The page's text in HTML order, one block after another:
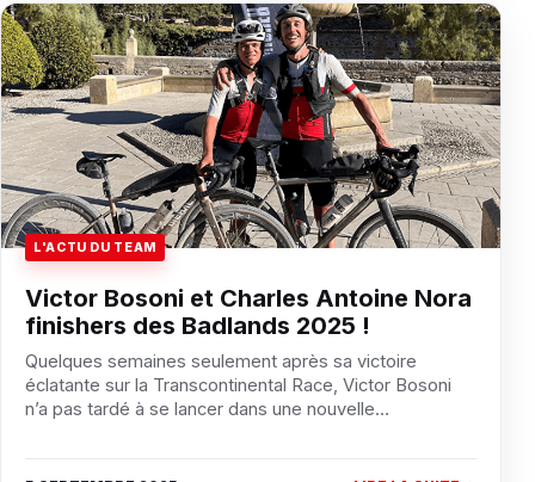
L'ACTU DU TEAM
Victor Bosoni et Charles Antoine Nora
finishers des Badlands 2025 !
Quelques semaines seulement après sa victoire
éclatante sur la Transcontinental Race, Victor Bosoni
n’a pas tardé à se lancer dans une nouvelle…